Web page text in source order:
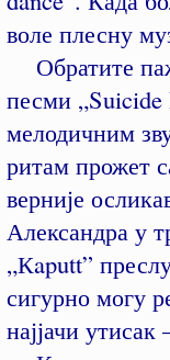
воле плесну
Обратите
песми „Suicide
мелодичним
ритам прожет
верније
Александра у
„Кaputt”
сигурно могу
најјачи